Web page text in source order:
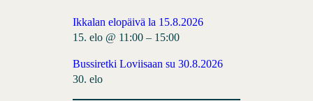
o
d
Ikkalan elopäivä la 15.8.2026
15. elo @ 11:00 – 15:00
Bussiretki Loviisaan su 30.8.2026
30. elo